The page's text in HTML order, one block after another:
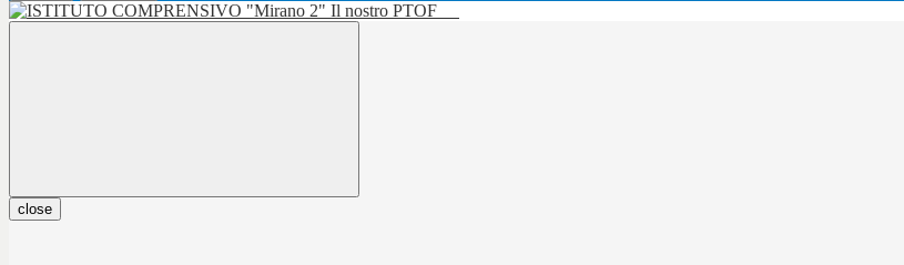
Il nostro PTOF
close